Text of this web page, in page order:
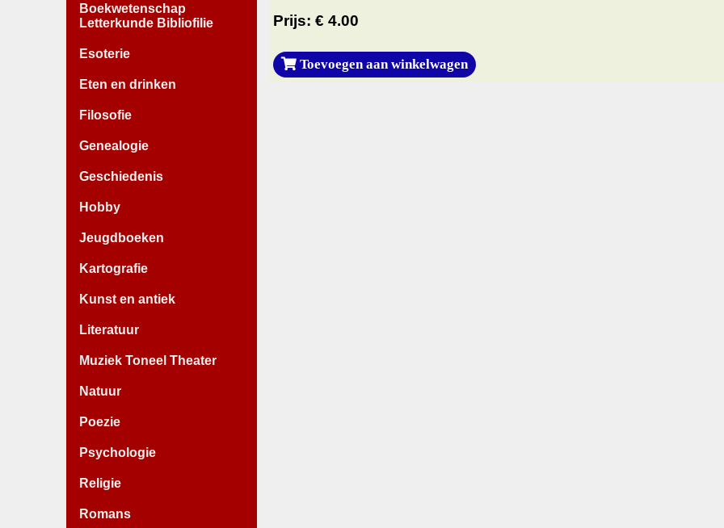
Boekwetenschap
Letterkunde Bibliofilie
Esoterie
Eten en drinken
Filosofie
Genealogie
Geschiedenis
Hobby
Jeugdboeken
Kartografie
Kunst en antiek
Literatuur
Muziek Toneel Theater
Natuur
Poezie
Psychologie
Religie
Romans
Prijs: € 4.00
Toevoegen aan winkelwagen